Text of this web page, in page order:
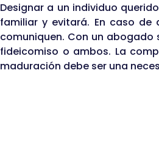
Designar a un individuo
familiar y evitará. En caso
comuniquen. Con un
fideicomiso o ambos. La
maduración debe ser una